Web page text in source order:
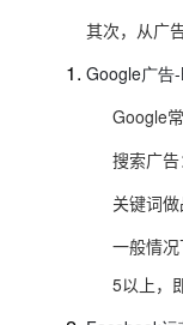
其次，从广
Google广告
Google
搜索广告
关键词
一般情
5以上，